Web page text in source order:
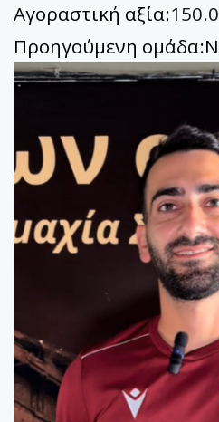
Αγοραστική αξία:
Προηγούμενη